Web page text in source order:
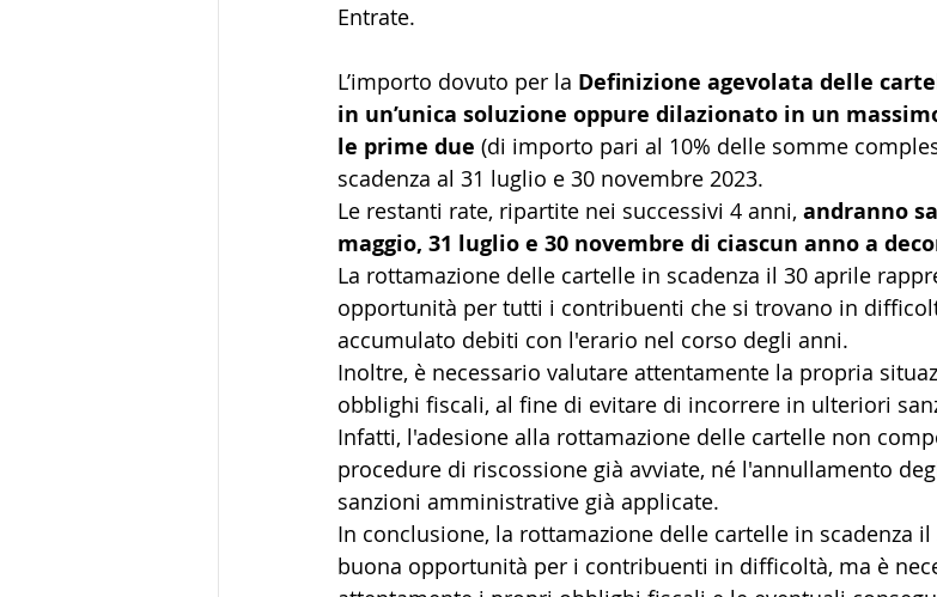
Entrate.
L’importo dovuto per la Definizione agevolata delle
in un’unica soluzione oppure dilazionato in un
le prime due (di importo pari al 10% delle somme
scadenza al 31 luglio e 30 novembre 2023.
Le restanti rate, ripartite nei successivi 4 anni, andranno
maggio, 31 luglio e 30 novembre di ciascun anno a
La rottamazione delle cartelle in scadenza il 30 aprile
opportunità per tutti i contribuenti che si trovano in
accumulato debiti con l'erario nel corso degli anni.
Inoltre, è necessario valutare attentamente la propria
obblighi fiscali, al fine di evitare di incorrere in ulteriori
Infatti, l'adesione alla rottamazione delle cartelle non
procedure di riscossione già avviate, né l'annullamento
sanzioni amministrative già applicate.
In conclusione, la rottamazione delle cartelle in scadenza
buona opportunità per i contribuenti in difficoltà, ma è